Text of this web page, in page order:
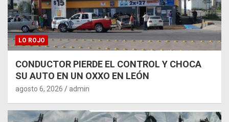
LO ROJO
CONDUCTOR PIERDE EL CONTROL Y CHOCA
SU AUTO EN UN OXXO EN LEÓN
agosto 6, 2026 admin